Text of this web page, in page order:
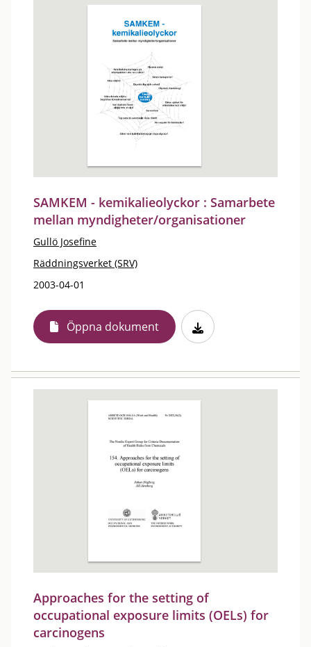
SAMKEM - kemikalieolyckor : Samarbete
mellan myndigheter/organisationer
Gullö Josefine
Räddningsverket (SRV)
2003-04-01
Öppna dokument
Approaches for the setting of
occupational exposure limits (OELs) for
carcinogens